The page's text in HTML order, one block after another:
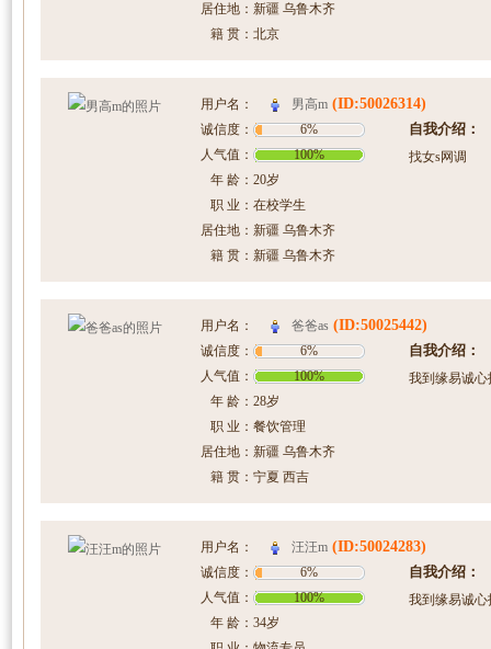
居住地： 新疆 乌鲁木齐
籍 贯： 北京
用户名： 男高m (ID:50026314)
诚信度：
6%
人气值：
100%
年 龄： 20岁
职 业： 在校学生
居住地： 新疆 乌鲁木齐
籍 贯： 新疆 乌鲁木齐
自我介绍：
找女s网调
用户名： 爸爸as (ID:50025442)
诚信度：
6%
人气值：
100%
年 龄： 28岁
职 业： 餐饮管理
居住地： 新疆 乌鲁木齐
籍 贯： 宁夏 西吉
自我介绍：
我到缘易诚
用户名： 汪汪m (ID:50024283)
诚信度：
6%
人气值：
100%
年 龄： 34岁
自我介绍：
我到缘易诚